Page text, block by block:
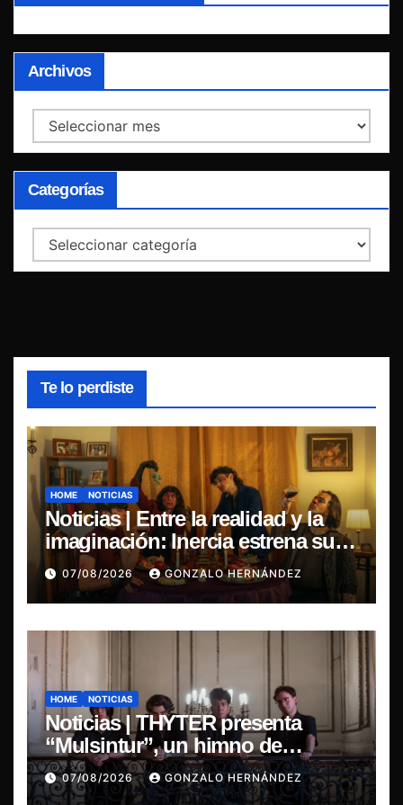
Archivos
Archivos
Categorías
Categorías
Te lo perdiste
HOME NOTICIAS
Noticias | Entre la realidad y la
imaginación: Inercia estrena su
primer single “Marilina”
07/08/2026 GONZALO HERNÁNDEZ
HOME NOTICIAS
Noticias | THYTER presenta
“Mulsintur”, un himno de
heavy/power metal inspirado en
Tomás Paniri
07/08/2026 GONZALO HERNÁNDEZ